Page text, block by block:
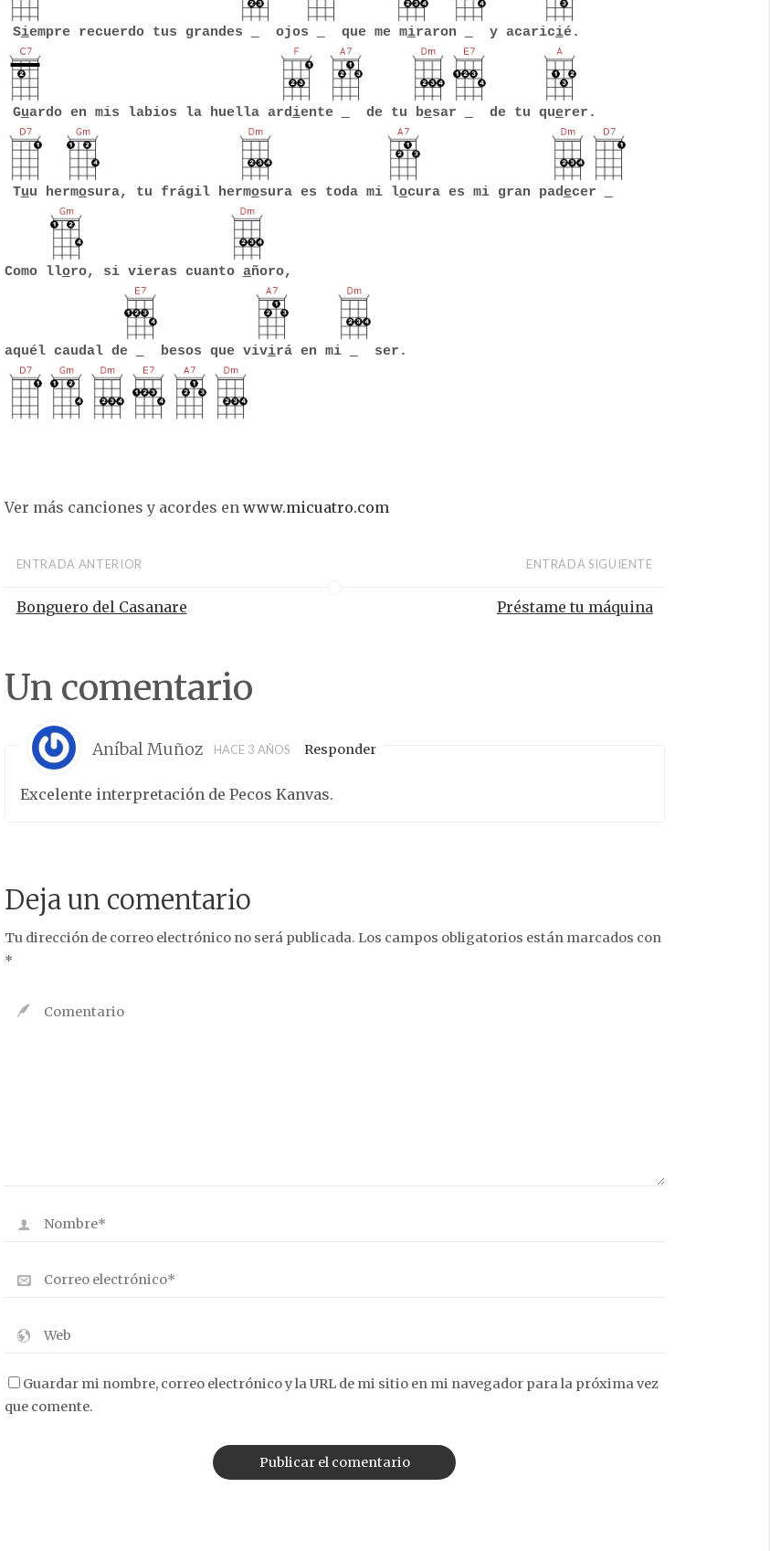
Siempre recuerdo tus grandes ojos que me miraron y acaricié.
Guardo en mis labios la huella ardiente de tu besar de tu querer.
Tuu hermosura, tu frágil hermosura es toda mi locura es mi gran padecer
Como lloro, si vieras cuanto añoro,
aquél caudal de besos que vivirá en mi ser.
Ver más canciones y acordes en www.micuatro.com
ENTRADA ANTERIOR
Bonguero del Casanare
ENTRADA SIGUIENTE
Préstame tu máquina
Un comentario
Aníbal Muñoz HACE 3 AÑOS Responder
Excelente interpretación de Pecos Kanvas.
Deja un comentario
Tu dirección de correo electrónico no será publicada. Los campos obligatorios están marcados con
*
Guardar mi nombre, correo electrónico y la URL de mi sitio en mi navegador para la próxima vez
que comente.